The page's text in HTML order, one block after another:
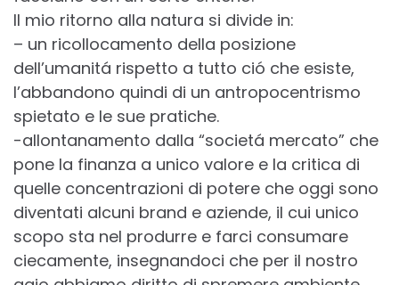
Il mio ritorno alla natura si divide in:
– un ricollocamento della posizione
dell’umanitá rispetto a tutto ció che esiste,
l’abbandono quindi di un antropocentrismo
spietato e le sue pratiche.
-allontanamento dalla “societá mercato” che
pone la finanza a unico valore e la critica di
quelle concentrazioni di potere che oggi sono
diventati alcuni brand e aziende, il cui unico
scopo sta nel produrre e farci consumare
ciecamente, insegnandoci che per il nostro